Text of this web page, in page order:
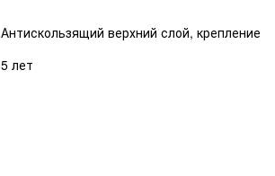
Антискользящий верхний слой, крепление
5 лет